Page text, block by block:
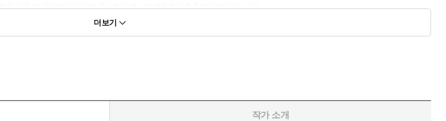
을 아주 잘 파악하고 있기에 곱상한 도련님의 맹목적인 추종이 이해가 안 간다!
더보기
작가 소개